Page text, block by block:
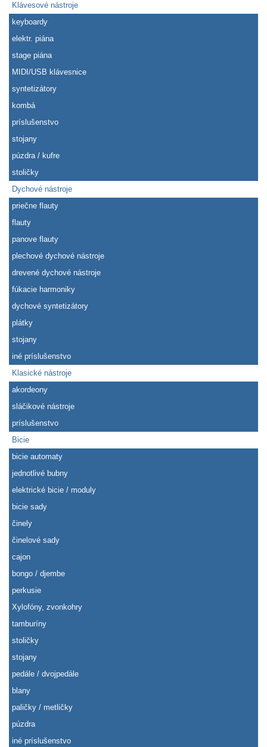
Klávesové nástroje
keyboardy
elektr. piána
stage piána
MIDI/USB klávesnice
syntetizátory
kombá
príslušenstvo
stojany
púzdra / kufre
stoličky
Dychové nástroje
priečne flauty
flauty
panove flauty
plechové dychové nástroje
drevené dychové nástroje
fúkacie harmoniky
dychové syntetizátory
plátky
stojany
iné príslušenstvo
Klasické nástroje
akordeony
sláčikové nástroje
príslušenstvo
Bicie
bicie automaty
jednotlivé bubny
elektrické bicie / moduly
bicie sady
činely
činelové sady
cajon
bongo / djembe
perkusie
Xylofóny, zvonkohry
tamburíny
stoličky
stojany
pedále / dvojpedále
blany
paličky / metličky
púzdra
iné príslušenstvo